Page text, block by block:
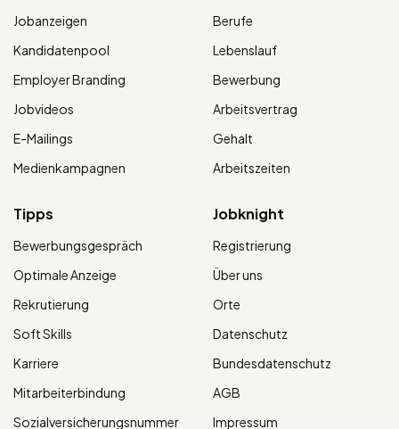
Jobanzeigen
Kandidatenpool
Employer Branding
Jobvideos
E-Mailings
Medienkampagnen
Berufe
Lebenslauf
Bewerbung
Arbeitsvertrag
Gehalt
Arbeitszeiten
Tipps
Bewerbungsgespräch
Optimale Anzeige
Rekrutierung
Soft Skills
Karriere
Mitarbeiterbindung
Sozialversicherungsnummer
Jobknight
Registrierung
Über uns
Orte
Datenschutz
Bundesdatenschutz
AGB
Impressum